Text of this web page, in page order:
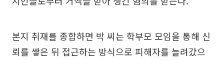
본지 취재를 종합하면 박 씨는 학부모 모임을 통해 신
뢰를 쌓은 뒤 접근하는 방식으로 피해자를 늘려갔으